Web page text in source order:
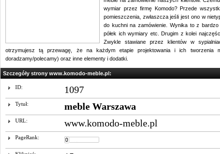
wymiar przez firmę Komodo? Przede
pomieszczenia, zwłaszcza jeśli jest ono w
do kuchni na zamówienie. Wynika to z
półek ich wymiary etc. Drugim z kolei
Zwykle stawiane przez klientów w
otrzymujesz tą przewagę, że na każdym etapie projektowania i ich tworzenia
doradzamy/polecamy) oraz inne elementy i dodatki.
Szczegóły strony www.komodo-meble.pl:
ID: 1097
Tytuł: meble Warszawa
URL: www.komodo-meble.pl
PageRank: